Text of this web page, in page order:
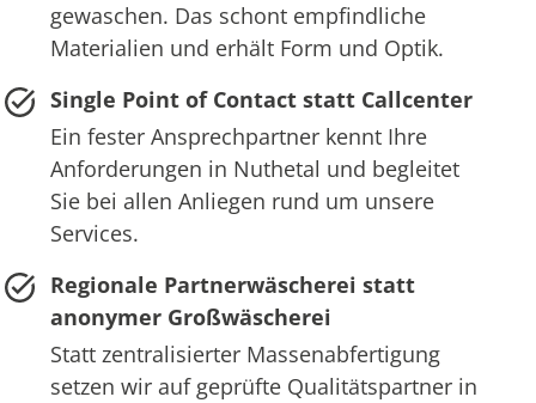
gewaschen. Das schont empfindliche
Materialien und erhält Form und Optik.
Single Point of Contact statt Callcenter
Ein fester Ansprechpartner kennt Ihre
Anforderungen in Nuthetal und begleitet
Sie bei allen Anliegen rund um unsere
Services.
Regionale Partnerwäscherei statt
anonymer Großwäscherei
Statt zentralisierter Massenabfertigung
setzen wir auf geprüfte Qualitätspartner in